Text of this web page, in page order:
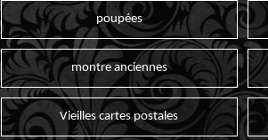
poupées
montre anciennes
Vieilles cartes postales